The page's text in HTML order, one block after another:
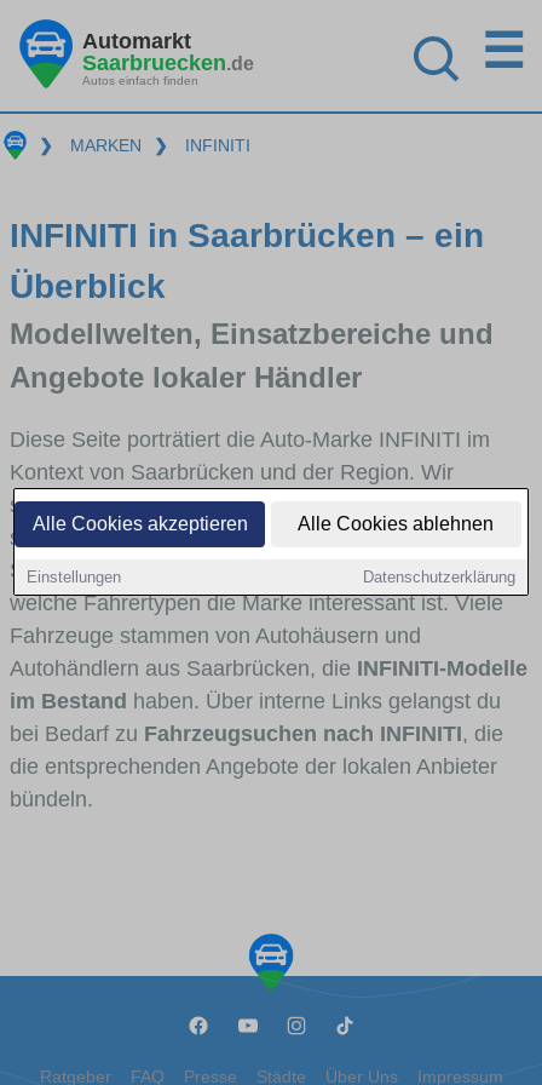
Alle Cookies akzeptieren Alle Cookies ablehnen
Einstellungen Datenschutzerklärung
Automarkt
Saarbruecken.de
Autos einfach finden
☰
❯ MARKEN ❯ INFINITI
INFINITI in Saarbrücken – ein
Überblick
Modellwelten, Einsatzbereiche und
Angebote lokaler Händler
Diese Seite porträtiert die Auto-Marke INFINITI im
Kontext von Saarbrücken und der Region. Wir
skizzieren, in welchen Fahrzeugklassen INFINITI
stark vertreten ist, welche Modellreihen häufig im
Stadt- und Umlandverkehr zu sehen sind und für
welche Fahrertypen die Marke interessant ist. Viele
Fahrzeuge stammen von Autohäusern und
Autohändlern aus Saarbrücken, die INFINITI-Modelle
im Bestand haben. Über interne Links gelangst du
bei Bedarf zu Fahrzeugsuchen nach INFINITI, die
die entsprechenden Angebote der lokalen Anbieter
bündeln.
Ratgeber FAQ Presse Städte Über Uns Impressum